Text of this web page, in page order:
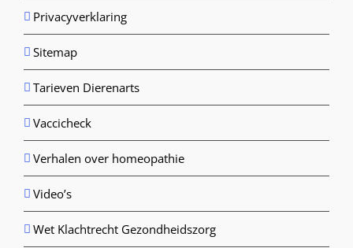
Privacyverklaring
Sitemap
Tarieven Dierenarts
Vaccicheck
Verhalen over homeopathie
Video’s
Wet Klachtrecht Gezondheidszorg